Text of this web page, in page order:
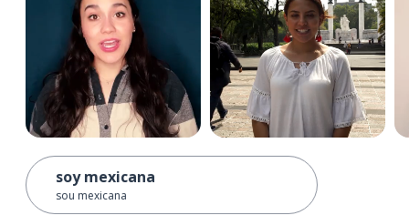
soy mexicana
sou mexicana